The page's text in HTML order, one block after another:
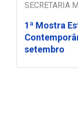
SECRETARIA
1ª Mostra
setembro